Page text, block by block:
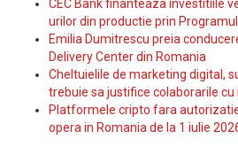
CEC Bank finanteaza investitiile
urilor din productie prin
Emilia Dumitrescu preia
Delivery Center din Romania
Cheltuielile de marketing digital,
trebuie sa justifice colaborarile cu
Platformele cripto fara
opera in Romania de la 1 iulie